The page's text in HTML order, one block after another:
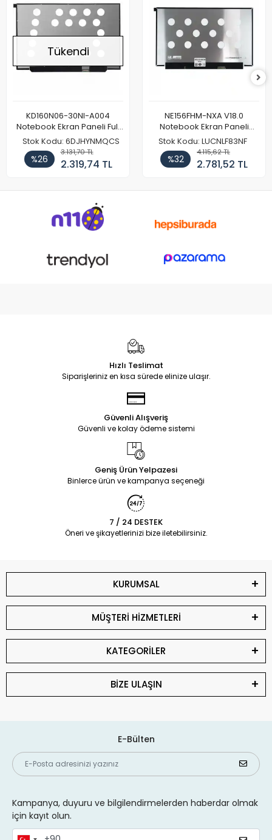
Tükendi
KD160N06-30NI-A004
Notebook Ekran Paneli Full
HD
Stok Kodu: 6DJHYNMQCS
%26
3.131,70 TL
2.319,74 TL
NE156FHM-NXA V18.0
Notebook Ekran Paneli
144Hz
Stok Kodu: LUCNLF83NF
%32
4.115,62 TL
2.781,52 TL
Hızlı Teslimat
Siparişleriniz en kısa sürede elinize ulaşır.
Güvenli Alışveriş
Güvenli ve kolay ödeme sistemi
Geniş Ürün Yelpazesi
Binlerce ürün ve kampanya seçeneği
7 / 24 DESTEK
Öneri ve şikayetlerinizi bize iletebilirsiniz.
KURUMSAL
MÜŞTERİ HİZMETLERİ
KATEGORİLER
BİZE ULAŞIN
E-Bülten
Kampanya, duyuru ve bilgilendirmelerden haberdar olmak
için kayıt olun.